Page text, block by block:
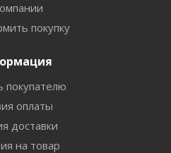
покупку
оплаты
доставки
на товар